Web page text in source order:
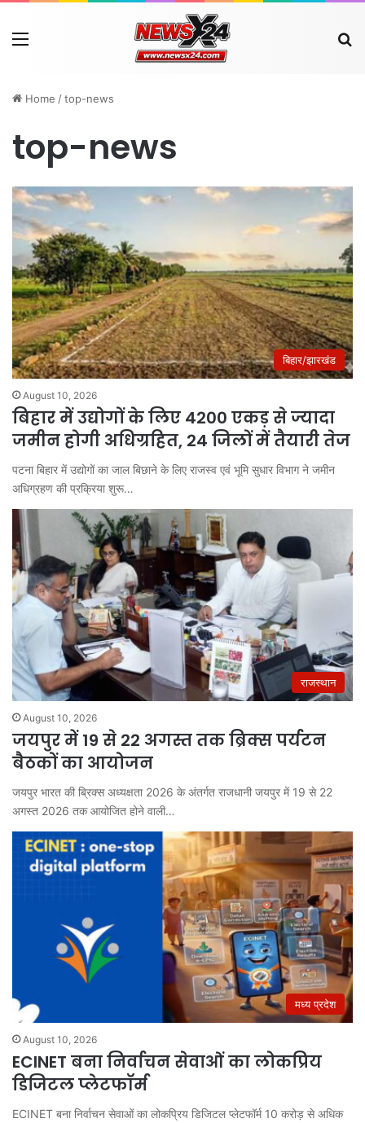
Menu
Home /top-news
top-news
बिहार/झारखंड
August 10, 2026
बिहार में उद्योगों के लिए 4200 एकड़ से ज्यादा
जमीन होगी अधिग्रहित, 24 जिलों में तैयारी तेज
पटना बिहार में उद्योगों का जाल बिछाने के लिए राजस्व एवं भूमि सुधार विभाग ने जमीन
अधिग्रहण की प्रक्रिया शुरू…
राजस्थान
August 10, 2026
जयपुर में 19 से 22 अगस्त तक ब्रिक्स पर्यटन
बैठकों का आयोजन
जयपुर भारत की ब्रिक्स अध्यक्षता 2026 के अंतर्गत राजधानी जयपुर में 19 से 22
अगस्त 2026 तक आयोजित होने वाली…
मध्य प्रदेश
August 10, 2026
ECINET बना निर्वाचन सेवाओं का लोकप्रिय
डिजिटल प्लेटफॉर्म
ECINET बना निर्वाचन सेवाओं का लोकप्रिय डिजिटल प्लेटफॉर्म 10 करोड़ से अधिक